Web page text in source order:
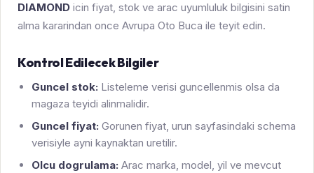
DIAMOND icin fiyat, stok ve arac uyumluluk bilgisini satin
alma kararindan once Avrupa Oto Buca ile teyit edin.
Kontrol Edilecek Bilgiler
Guncel stok: Listeleme verisi guncellenmis olsa da
magaza teyidi alinmalidir.
Guncel fiyat: Gorunen fiyat, urun sayfasindaki schema
verisiyle ayni kaynaktan uretilir.
Olcu dogrulama: Arac marka, model, yil ve mevcut